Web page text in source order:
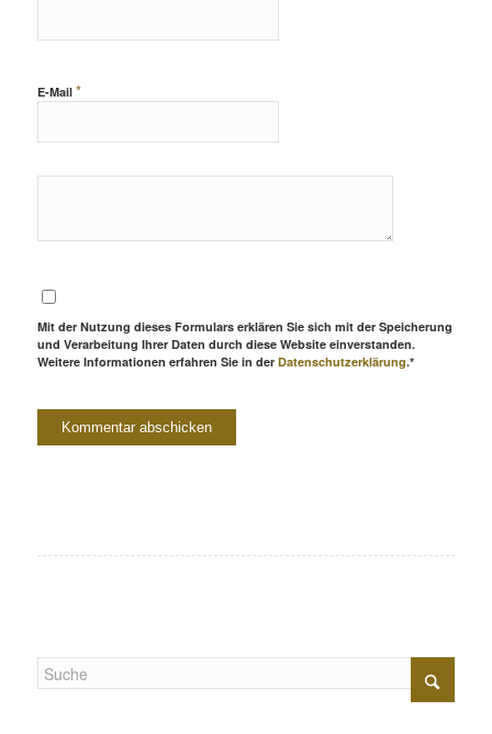
E-Mail *
Mit der Nutzung dieses Formulars erklären Sie sich mit der Speicherung
und Verarbeitung Ihrer Daten durch diese Website einverstanden.
Weitere Informationen erfahren Sie in der Datenschutzerklärung.*